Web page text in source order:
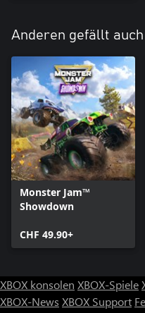
Anderen gefällt auch
Monster Jam™
Showdown
CHF 49.90+
XBOX konsolen XBOX-Spiele
XBOX-News XBOX Support